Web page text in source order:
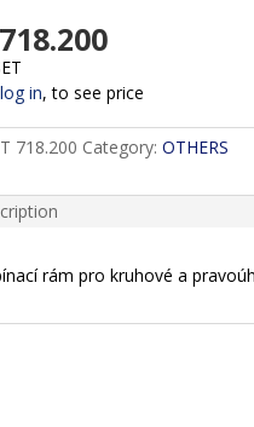
log in, to see price
718.200 Category:OTHERS
rám pro kruhové a